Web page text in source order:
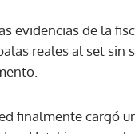
evidencias de la
reales al set sin
finalmente cargó